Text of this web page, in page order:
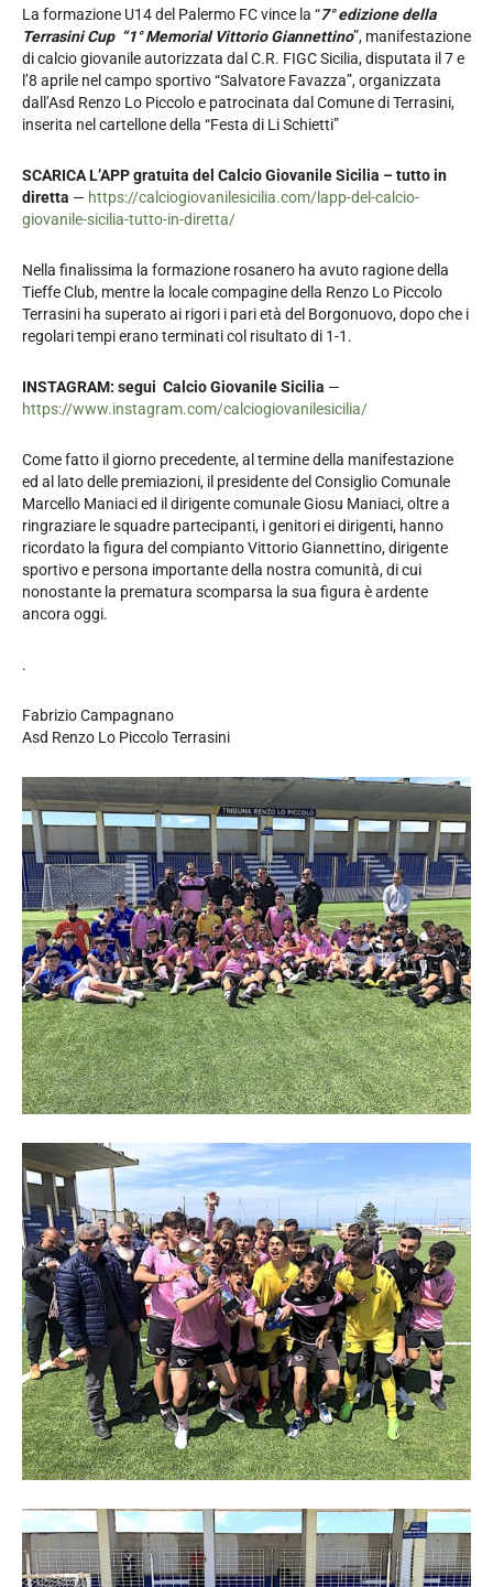
La formazione U14 del Palermo FC vince la “7° edizione della
Terrasini Cup “1° Memorial Vittorio Giannettino”, manifestazione
di calcio giovanile autorizzata dal C.R. FIGC Sicilia, disputata il 7 e
l’8 aprile nel campo sportivo “Salvatore Favazza”, organizzata
dall’Asd Renzo Lo Piccolo e patrocinata dal Comune di Terrasini,
inserita nel cartellone della “Festa di Li Schietti”
SCARICA L’APP gratuita del Calcio Giovanile Sicilia – tutto in
diretta — https://calciogiovanilesicilia.com/lapp-del-calcio-
giovanile-sicilia-tutto-in-diretta/
Nella finalissima la formazione rosanero ha avuto ragione della
Tieffe Club, mentre la locale compagine della Renzo Lo Piccolo
Terrasini ha superato ai rigori i pari età del Borgonuovo, dopo che i
regolari tempi erano terminati col risultato di 1-1.
INSTAGRAM: segui Calcio Giovanile Sicilia —
https://www.instagram.com/calciogiovanilesicilia/
Come fatto il giorno precedente, al termine della manifestazione
ed al lato delle premiazioni, il presidente del Consiglio Comunale
Marcello Maniaci ed il dirigente comunale Giosu Maniaci, oltre a
ringraziare le squadre partecipanti, i genitori ei dirigenti, hanno
ricordato la figura del compianto Vittorio Giannettino, dirigente
sportivo e persona importante della nostra comunità, di cui
nonostante la prematura scomparsa la sua figura è ardente
ancora oggi.
.
Fabrizio Campagnano
Asd Renzo Lo Piccolo Terrasini